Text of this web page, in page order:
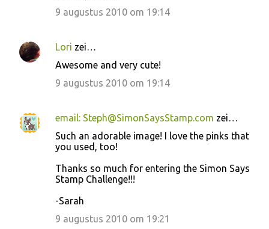
9 augustus 2010 om 19:14
Lori zei…
Awesome and very cute!
9 augustus 2010 om 19:14
email: Steph@SimonSaysStamp.com zei…
Such an adorable image! I love the pinks that
you used, too!
Thanks so much for entering the Simon Says
Stamp Challenge!!!
-Sarah
9 augustus 2010 om 19:21